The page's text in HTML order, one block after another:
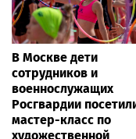
В Москве дети
сотрудников и
военнослужащих
Росгвардии
мастер-класс по
художественной